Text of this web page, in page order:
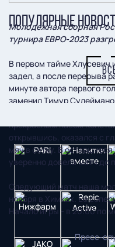
Молодежная сборная
турнира ЕВРО-2023
В первом тайме Хлусевич
задел, а после перерыва
минуте автора первого
заменил Тимур
прекрасным пасом
открывшись, оказался с
мяч в сетку. В
уверенно довела матч до
Следующий матч наша
ноября в Химках. Ее
Начало игры - в 20:00 по
Пресс-
ПОПУЛЯРНЫЕ